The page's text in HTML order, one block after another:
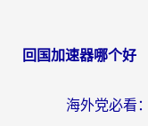
回国加速器哪个好